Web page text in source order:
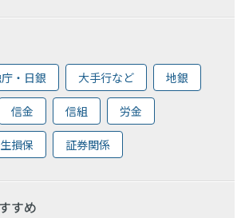
・日銀 大手行など 地銀
信金 信組 労金
生損保 証券関係
すめ